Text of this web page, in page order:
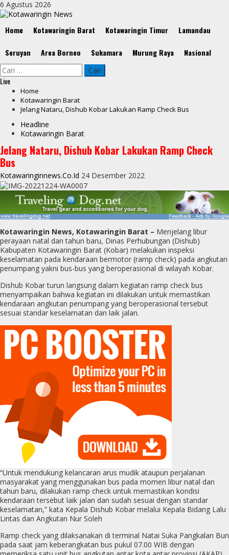
Skip
to
6 Agustus 2026
Menu
Home Kotawaringin Barat Kotawaringin Timur Lamandau
Seruyan Area Borneo Sukamara Murung Raya Nasional
Cari
untuk:
Live
Home
Kotawaringin Barat
Jelang Nataru, Dishub Kobar Lakukan Ramp Check Bus
Headline
Kotawaringin Barat
Jelang Nataru, Dishub Kobar Lakukan Ramp Check
Bus
Kotawaringinnews.co.id 24 Desember 2022
Kotawaringin News, Kotawaringin Barat – Menjelang libur
perayaan natal dan tahun baru, Dinas Perhubungan (Dishub)
Kabupaten Kotawaringin Barat (Kobar) melakukan inspeksi
keselamatan pada kendaraan bermotor (ramp check) pada angkutan
penumpang yakni bus-bus yang beroperasional di wilayah Kobar.
Dishub Kobar turun langsung dalam kegiatan ramp check bus
menyampaikan bahwa kegiatan ini dilakukan untuk memastikan
kendaraan angkutan penumpang yang beroperasional tersebut
sesuai standar keselamatan dan laik jalan.
“Untuk mendukung kelancaran arus mudik ataupun perjalanan
masyarakat yang menggunakan bus pada momen libur natal dan
tahun baru, dilakukan ramp check untuk memastikan kondisi
kendaraan tersebut laik jalan dan sudah sesuai dengan standar
keselamatan,” kata Kepala Dishub Kobar melalui Kepala Bidang Lalu
Lintas dan Angkutan Nur Soleh
Ramp check yang dilaksanakan di terminal Natai Suka Pangkalan Bun
pada saat jam keberangkatan bus pukul 07.00 WIB dengan